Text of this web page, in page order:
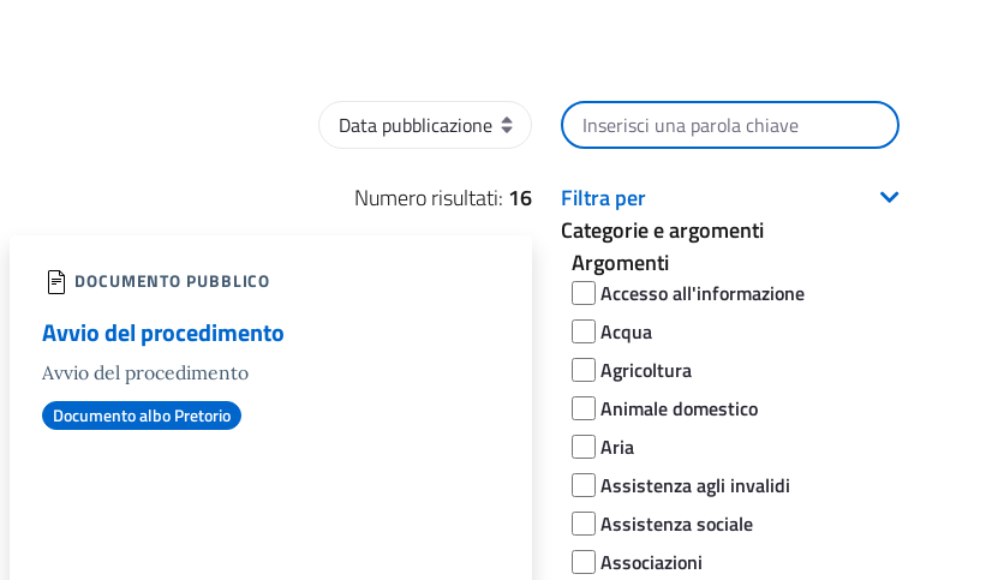
Ordinamento
Numero risultati: 16
DOCUMENTO PUBBLICO
Avvio del procedimento
Avvio del procedimento
Documento albo Pretorio
Cerca per testo
Filtra per
Categorie e argomenti
Argomenti
Accesso all'informazione
Acqua
Agricoltura
Animale domestico
Aria
Assistenza agli invalidi
Assistenza sociale
Associazioni